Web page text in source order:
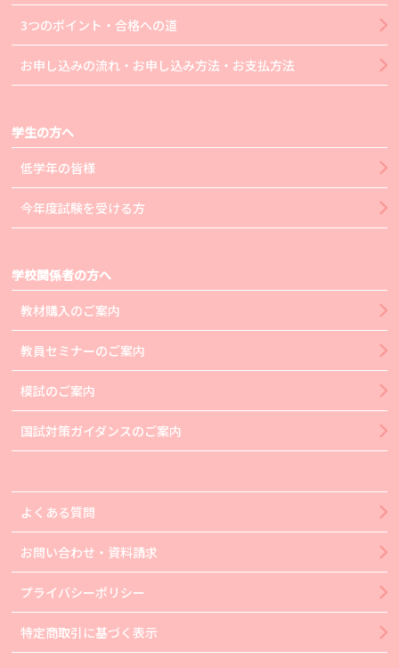
3つのポイント・合格への道
お申し込みの流れ・お申し込み方法・お支払方法
学生の方へ
低学年の皆様
今年度試験を受ける方
学校関係者の方へ
教材購入のご案内
教員セミナーのご案内
模試のご案内
国試対策ガイダンスのご案内
よくある質問
お問い合わせ・資料請求
プライバシーポリシー
特定商取引に基づく表示